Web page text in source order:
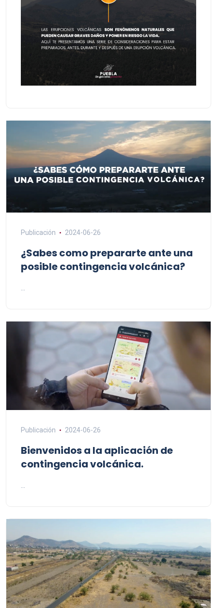
Publicación 2024-06-26
¿Sabes como prepararte ante una
posible contingencia volcánica?
...
Publicación 2024-06-26
Bienvenidos a la aplicación de
contingencia volcánica.